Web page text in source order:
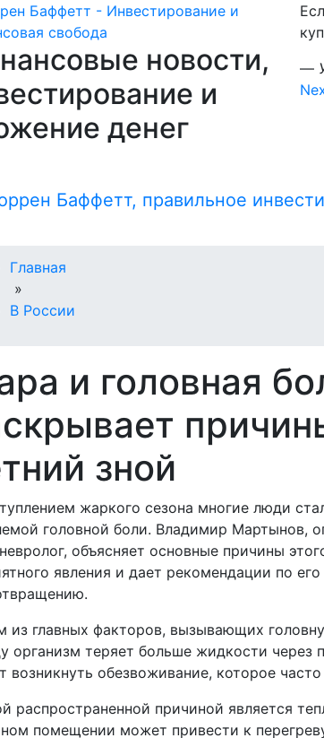
новости,
и
денег
—
Главная
»
В России
и головная
зной
жаркого сезона многие люди
головной боли. Владимир Мартынов,
объясняет основные причины
явления и дает рекомендации по его
из главных факторов, вызывающих
организм теряет больше жидкости через
возникнуть обезвоживание, которое
распространенной причиной является
помещении может привести к